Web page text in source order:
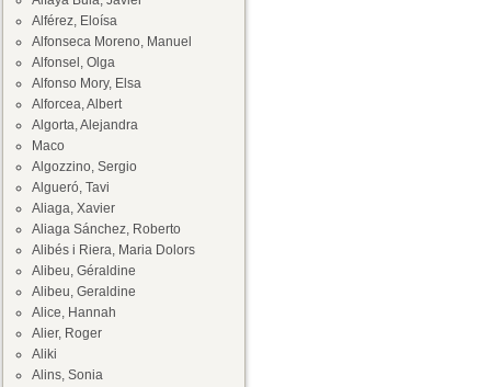
Alférez, Eloísa
Alfonseca Moreno, Manuel
Alfonsel, Olga
Alfonso Mory, Elsa
Alforcea, Albert
Algorta, Alejandra
Maco
Algozzino, Sergio
Algueró, Tavi
Aliaga, Xavier
Aliaga Sánchez, Roberto
Alibés i Riera, Maria Dolors
Alibeu, Géraldine
Alibeu, Geraldine
Alice, Hannah
Alier, Roger
Aliki
Alins, Sonia